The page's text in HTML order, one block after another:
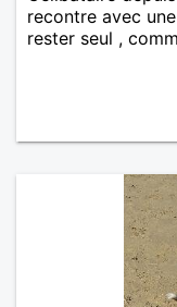
recontre avec
rester seul ,